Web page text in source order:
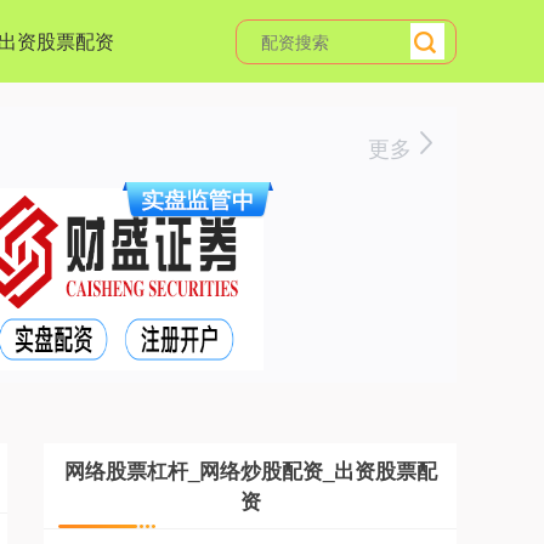
资股票配资
更多
网络股票杠杆_网络炒股配资_出资股票配
资